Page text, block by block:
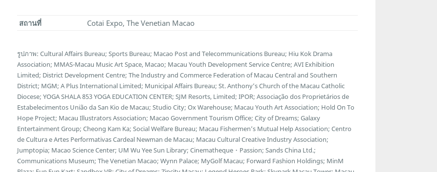
สถานที่ Cotai Expo, The Venetian Macao
รูปภาพ: Cultural Affairs Bureau; Sports Bureau; Macao Post and Telecommunications Bureau; Hiu Kok Drama
Association; MMAS-Macau Music Art Space, Macao; Macau Youth Development Service Centre; AVI Exhibition
Limited; District Development Centre; The Industry and Commerce Federation of Macau Central and Southern
District; MGM; A Plus International Limited; Municipal Affairs Bureau; St. Anthony’s Church of the Macau Catholic
Diocese; YOGA SHALA 853 YOGA EDUCATION CENTER; SJM Resorts, Limited; IPOR; Associação dos Proprietários de
Estabelecimentos União da San Kio de Macau; Studio City; Ox Warehouse; Macau Youth Art Association; Hold On To
Hope Project; Macau Illustrators Association; Macao Government Tourism Office; City of Dreams; Galaxy
Entertainment Group; Cheong Kam Ka; Social Welfare Bureau; Macau Fishermen’s Mutual Help Association; Centro
de Cultura e Artes Performativas Cardeal Newman de Macau; Macau Cultural Creative Industry Association;
Jumptopia; Macao Science Center; UM Wu Yee Sun Library; Cinematheque・Passion; Sands China Ltd.;
Communications Museum; The Venetian Macao; Wynn Palace; MyGolf Macau; Forward Fashion Holdings; MinM